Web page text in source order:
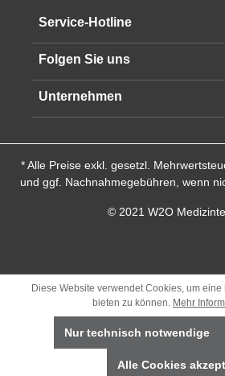
Service-Hotline
Folgen Sie uns
Unternehmen
* Alle Preise exkl. gesetzl.
und ggf. Nachnahmegebühren, wenn
© 2021 W2O
Diese Website verwendet Cookies, um
bieten zu können. Mehr
Nur technisch notwendige
Alle Cookies